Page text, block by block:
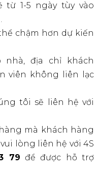
từ 1-5 ngày tùy vào
chậm hơn dự kiến
nhà, địa chỉ khách
viên không liên lạc
tôi sẽ liên hệ với
mà khách hàng
lòng liên hệ với 4S
79 để được hỗ trợ